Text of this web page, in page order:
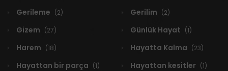
Gerileme (2) Gerilim (2)
Gizem (27) Günlük Hayat (1)
Harem (18) Hayatta Kalma (23)
Hayattan bir parça (1) Hayattan kesitler (1)